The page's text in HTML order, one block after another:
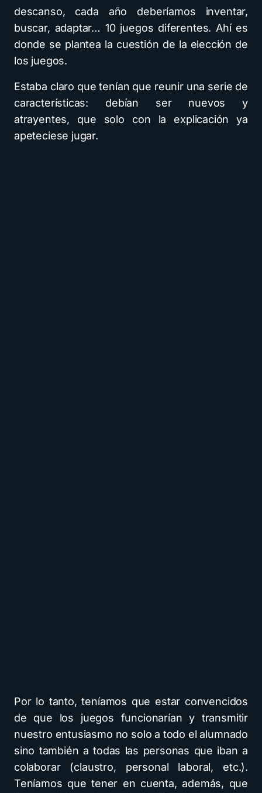
descanso, cada año deberíamos inventar,
buscar, adaptar… 10 juegos diferentes. Ahí es
donde se plantea la cuestión de la elección de
los juegos.
Estaba claro que tenían que reunir una serie de
características: debían ser nuevos y
atrayentes, que solo con la explicación ya
apeteciese jugar.
Por lo tanto, teníamos que estar convencidos
de que los juegos funcionarían y transmitir
nuestro entusiasmo no solo a todo el alumnado
sino también a todas las personas que iban a
colaborar (claustro, personal laboral, etc.).
Teníamos que tener en cuenta, además, que